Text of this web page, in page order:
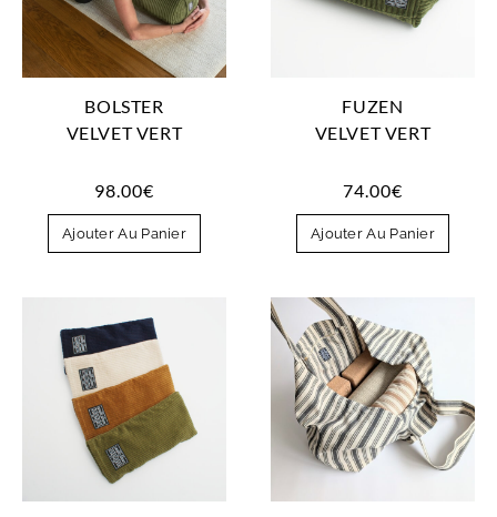
BOLSTER
VELVET VERT
98.00€
Ajouter Au Panier
FUZEN
VELVET VERT
74.00€
Ajouter Au Panier